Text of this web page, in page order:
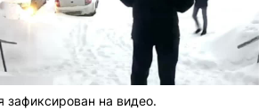
зафиксирован на видео.